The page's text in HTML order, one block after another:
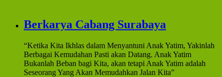
Berkarya Cabang Surabaya
“Ketika Kita Ikhlas dalam Menyantuni Anak Yatim, Yakinlah
Berbagai Kemudahan Pasti akan Datang. Anak Yatim
Bukanlah Beban bagi Kita, akan tetapi Anak Yatim adalah
Seseorang Yang Akan Memudahkan Jalan Kita”